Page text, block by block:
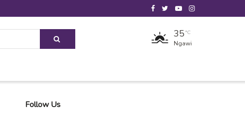
35 °C
Ngawi
Follow Us